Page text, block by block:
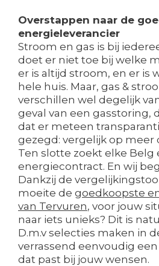
Overstappen naar de
energieleverancier
Stroom en gas is bij
doet er niet toe bij welke
er is altijd stroom, en er is
hele huis. Maar, gas &
verschillen wel degelijk
geval van een gasstoring,
dat er meteen
gezegd: vergelijk op meer
Ten slotte zoekt elke Belg
energiecontract. En wij
Dankzij de
moeite de goedkoopste
van Tervuren, voor jouw
naar iets unieks? Dit is
D.m.v selecties maken in
verrassend eenvoudig
dat past bij jouw wensen.